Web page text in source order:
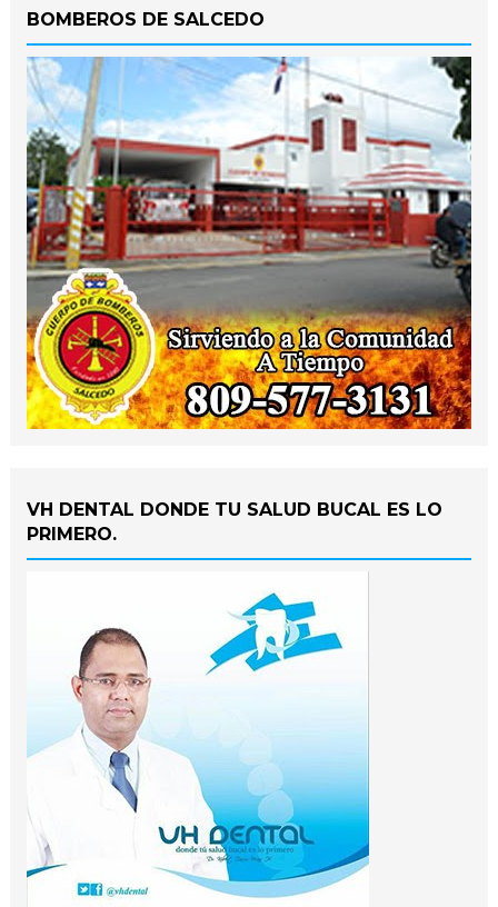
BOMBEROS DE SALCEDO
VH DENTAL DONDE TU SALUD BUCAL ES LO
PRIMERO.